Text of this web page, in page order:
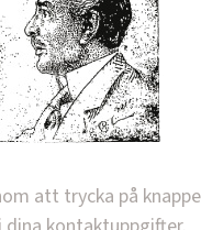
att trycka på